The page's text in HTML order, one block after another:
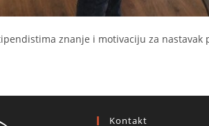
znanje i motivaciju za
Kontakt